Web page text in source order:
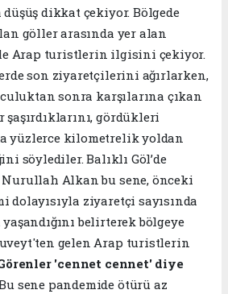
düşüş dikkat çekiyor. Bölgede
göller arasında yer alan
Arap turistlerin ilgisini çekiyor.
son ziyaretçilerini ağırlarken,
sonra karşılarına çıkan
gördükleri
yüzlerce kilometrelik yoldan
söylediler. Balıklı Göl’de
Alkan bu sene, önceki
dolayısıyla ziyaretçi sayısında
belirterek bölgeye
gelen Arap turistlerin
'cennet cennet' diye
sene pandemide ötürü az